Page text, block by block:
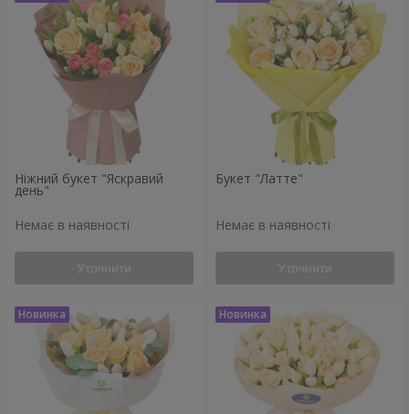
Ніжний букет "Яскравий
день"
Немає в наявності
Уточнити
Букет "Латте"
Немає в наявності
Уточнити